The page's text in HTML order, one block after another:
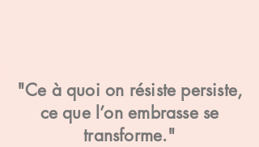
"Ce à quoi on résiste persiste,
ce que l’on embrasse se
transforme."